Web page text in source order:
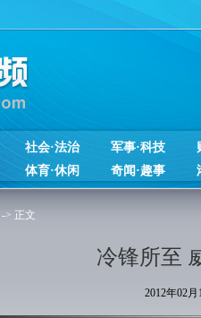
社会·法治 军事·科技
体育·休闲 奇闻·趣事
-> 正文
冷锋所至
2012年02